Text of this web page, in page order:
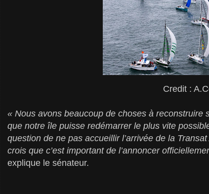
Credit :
« Nous avons beaucoup de choses à
que notre île puisse redémarrer le plus vite
question de ne pas accueillir l’arrivée de la
crois que c’est important de l’annoncer
explique le sénateur.